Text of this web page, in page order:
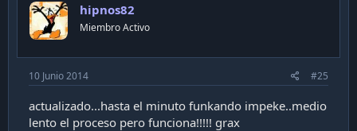
hipnos82
Miembro Activo
10 Junio 2014 #25
actualizado...hasta el minuto funkando impeke..medio
lento el proceso pero funciona!!!!! grax